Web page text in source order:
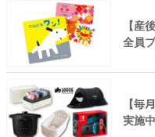
【産
全員
【毎
実施中